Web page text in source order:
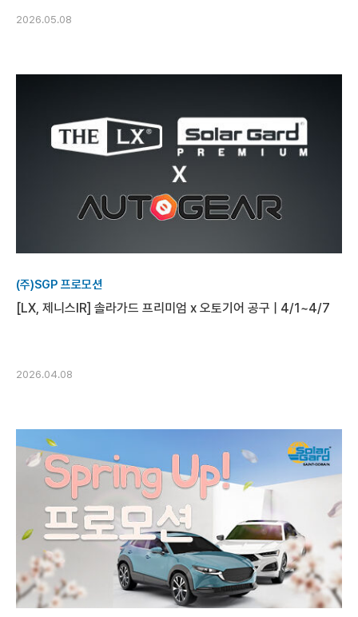
2026.05.08
(주)SGP 프로모션
[LX, 제니스IR] 솔라가드 프리미엄 x 오토기어 공구 | 4/1~4/7
2026.04.08